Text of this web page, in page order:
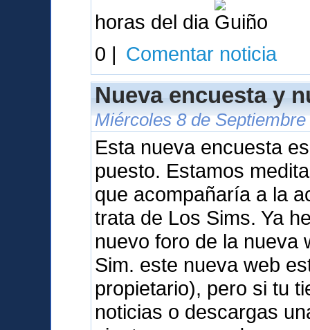
horas del dia
.
0 | Comentar noticia
Nueva encuesta y
Miércoles 8 de
Esta nueva encuesta
puesto. Estamos
que acompañaría a la
trata de Los Sims. Ya
nuevo foro de la nueva
Sim. este nueva web
propietario), pero si tu
noticias o descargas